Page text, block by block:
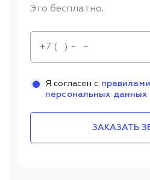
Это бесплатно.
Я согласен с
персональных данных
ЗАКАЗАТЬ